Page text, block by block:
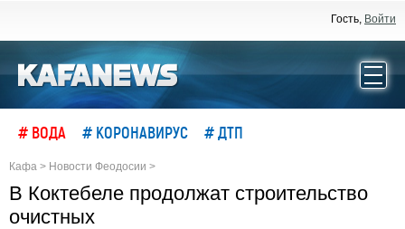
Гость, Войти
# ВОДА # КОРОНАВИРУС # ДТП
Кафа > Новости Феодосии >
В Коктебеле продолжат строительство
очистных